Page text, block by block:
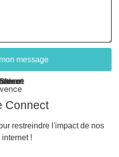
message
Connect
restreindre l'impact de nos
internet !